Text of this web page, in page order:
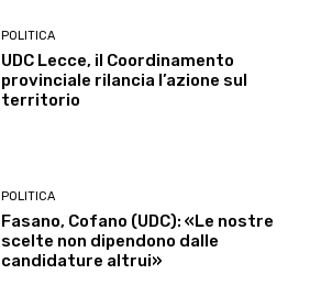
POLITICA
UDC Lecce, il Coordinamento
provinciale rilancia l’azione sul
territorio
POLITICA
Fasano, Cofano (UDC): «Le nostre
scelte non dipendono dalle
candidature altrui»